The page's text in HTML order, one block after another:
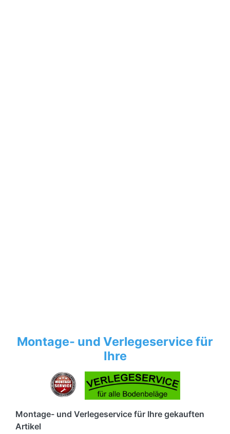
Montage- und Verlegeservice für
Ihre
Montage- und Verlegeservice für Ihre gekauften
Artikel